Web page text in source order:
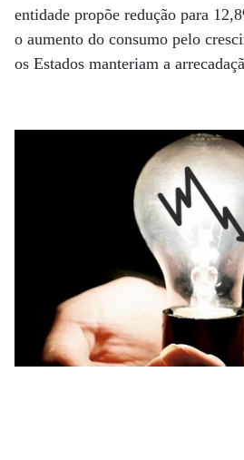
entidade propõe redução para
o aumento do consumo pelo
os Estados manteriam a